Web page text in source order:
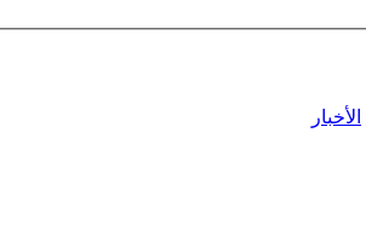
الأخبار